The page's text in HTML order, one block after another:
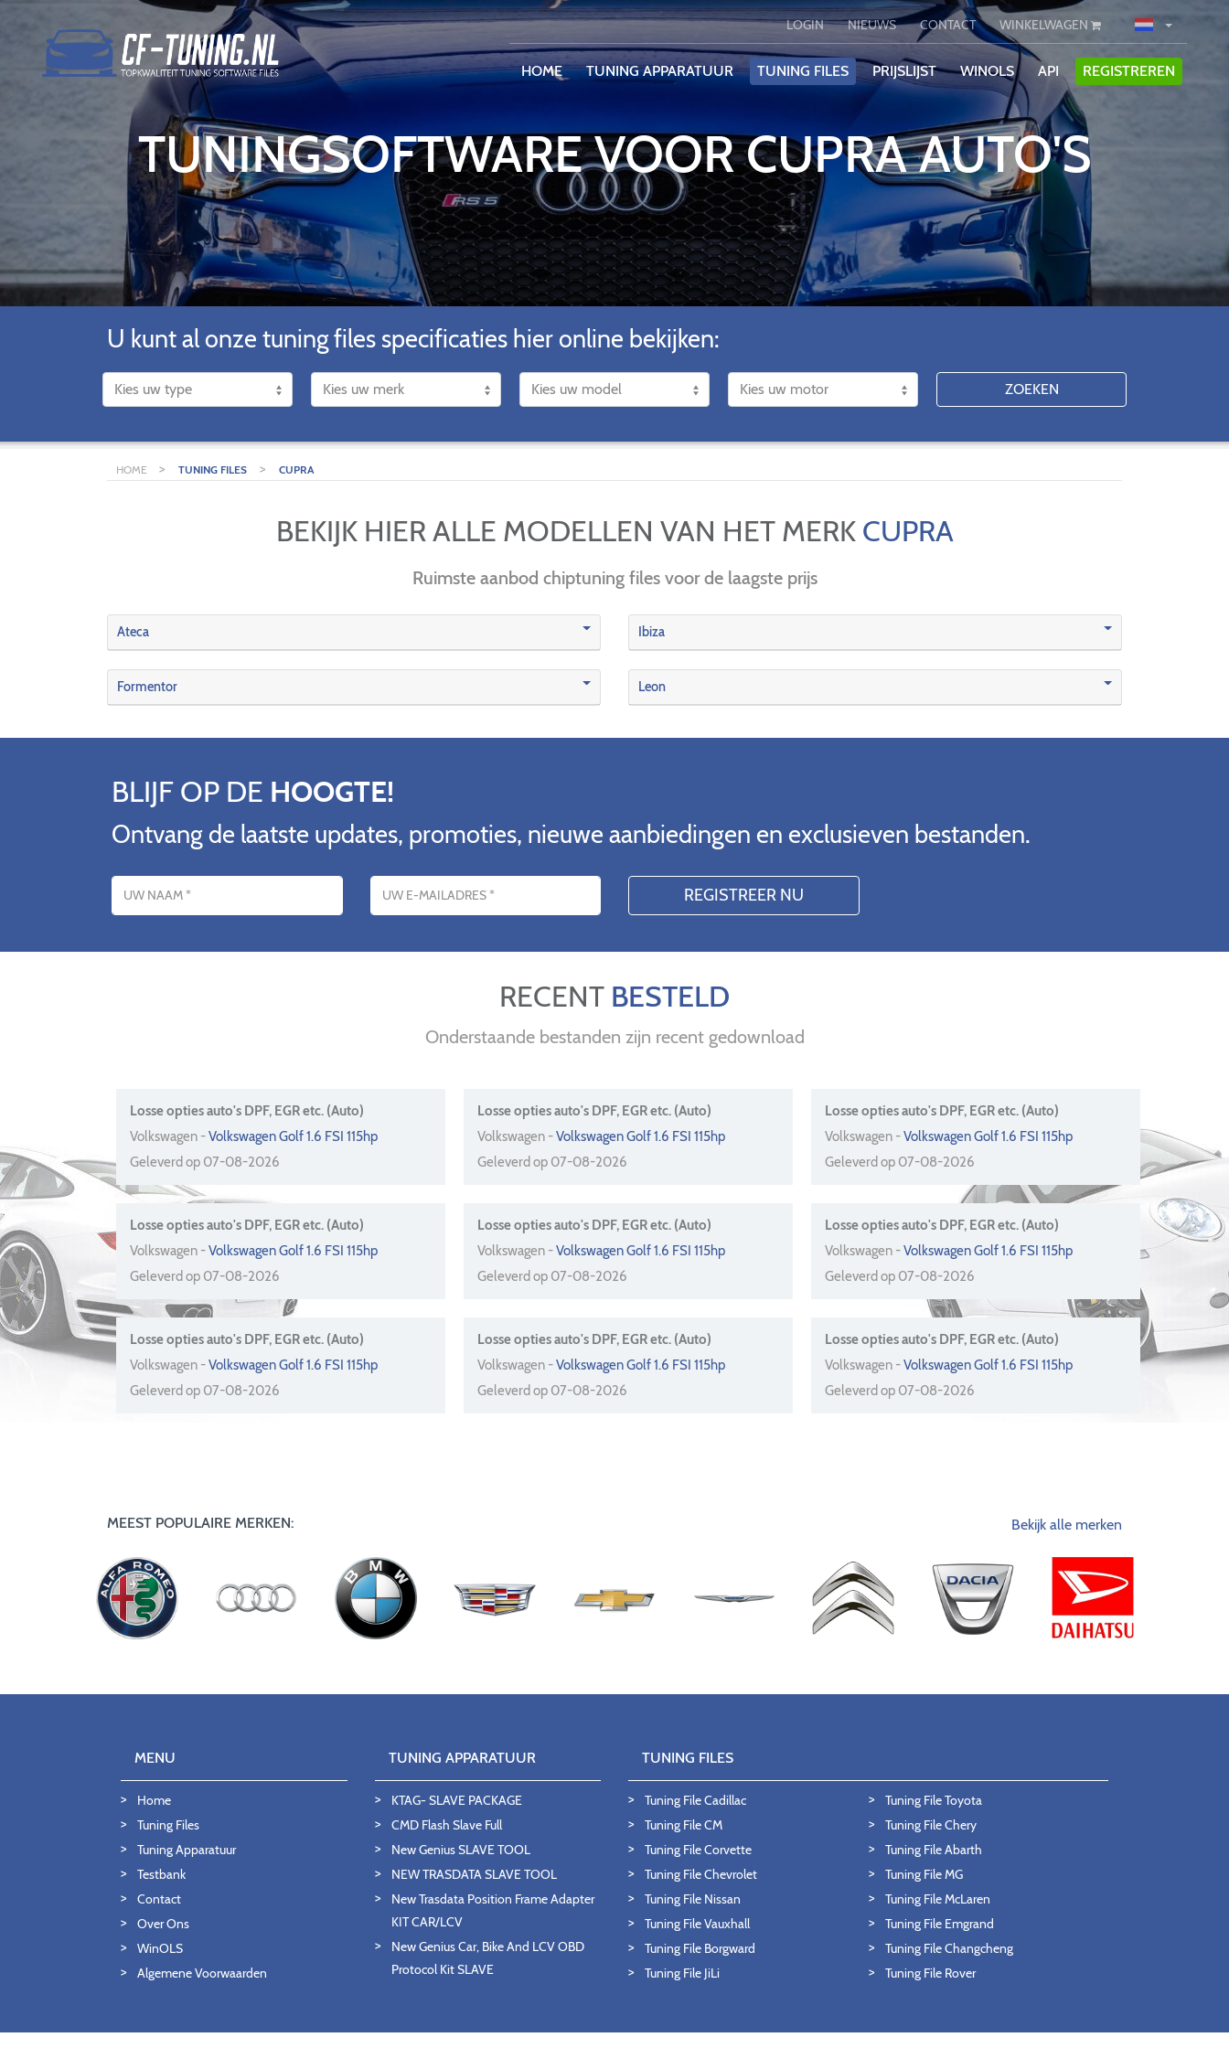
LOGIN NIEUWS CONTACT WINKELWAGEN
HOME TUNING APPARATUUR TUNING FILES PRIJSLIJST WINOLS API REGISTREREN
TUNINGSOFTWARE VOOR CUPRA AUTO'S
U kunt al onze tuning files specificaties hier online bekijken:
ZOEKEN
HOME > TUNING FILES > CUPRA
BEKIJK HIER ALLE MODELLEN VAN HET MERK CUPRA
Ruimste aanbod chiptuning files voor de laagste prijs
Ateca
Formentor
Ibiza
Leon
BLIJF OP DE HOOGTE!
Ontvang de laatste updates, promoties, nieuwe aanbiedingen en exclusieven bestanden.
RECENT BESTELD
Onderstaande bestanden zijn recent gedownload
Losse opties auto's DPF, EGR etc. (Auto)
Volkswagen -Volkswagen Golf 1.6 FSI 115hp
Geleverd op 07-08-2026
Losse opties auto's DPF, EGR etc. (Auto)
Volkswagen -Volkswagen Golf 1.6 FSI 115hp
Geleverd op 07-08-2026
Losse opties auto's DPF, EGR etc. (Auto)
Volkswagen -Volkswagen Golf 1.6 FSI 115hp
Geleverd op 07-08-2026
Losse opties auto's DPF, EGR etc. (Auto)
Volkswagen -Volkswagen Golf 1.6 FSI 115hp
Geleverd op 07-08-2026
Losse opties auto's DPF, EGR etc. (Auto)
Volkswagen -Volkswagen Golf 1.6 FSI 115hp
Geleverd op 07-08-2026
Losse opties auto's DPF, EGR etc. (Auto)
Volkswagen -Volkswagen Golf 1.6 FSI 115hp
Geleverd op 07-08-2026
Losse opties auto's DPF, EGR etc. (Auto)
Volkswagen -Volkswagen Golf 1.6 FSI 115hp
Geleverd op 07-08-2026
Losse opties auto's DPF, EGR etc. (Auto)
Volkswagen -Volkswagen Golf 1.6 FSI 115hp
Geleverd op 07-08-2026
Losse opties auto's DPF, EGR etc. (Auto)
Volkswagen -Volkswagen Golf 1.6 FSI 115hp
Geleverd op 07-08-2026
MEEST POPULAIRE MERKEN: Bekijk alle merken
MENU
Home
Tuning Files
Tuning Apparatuur
Testbank
Contact
Over Ons
WinOLS
Algemene Voorwaarden
TUNING APPARATUUR
KTAG- SLAVE PACKAGE
CMD Flash Slave Full
New Genius SLAVE TOOL
NEW TRASDATA SLAVE TOOL
New Trasdata Position Frame Adapter
KIT CAR/LCV
New Genius Car, Bike And LCV OBD
Protocol Kit SLAVE
TUNING FILES
Tuning File Cadillac
Tuning File CM
Tuning File Corvette
Tuning File Chevrolet
Tuning File Nissan
Tuning File Vauxhall
Tuning File Borgward
Tuning File JiLi
Tuning File Toyota
Tuning File Chery
Tuning File Abarth
Tuning File MG
Tuning File McLaren
Tuning File Emgrand
Tuning File Changcheng
Tuning File Rover